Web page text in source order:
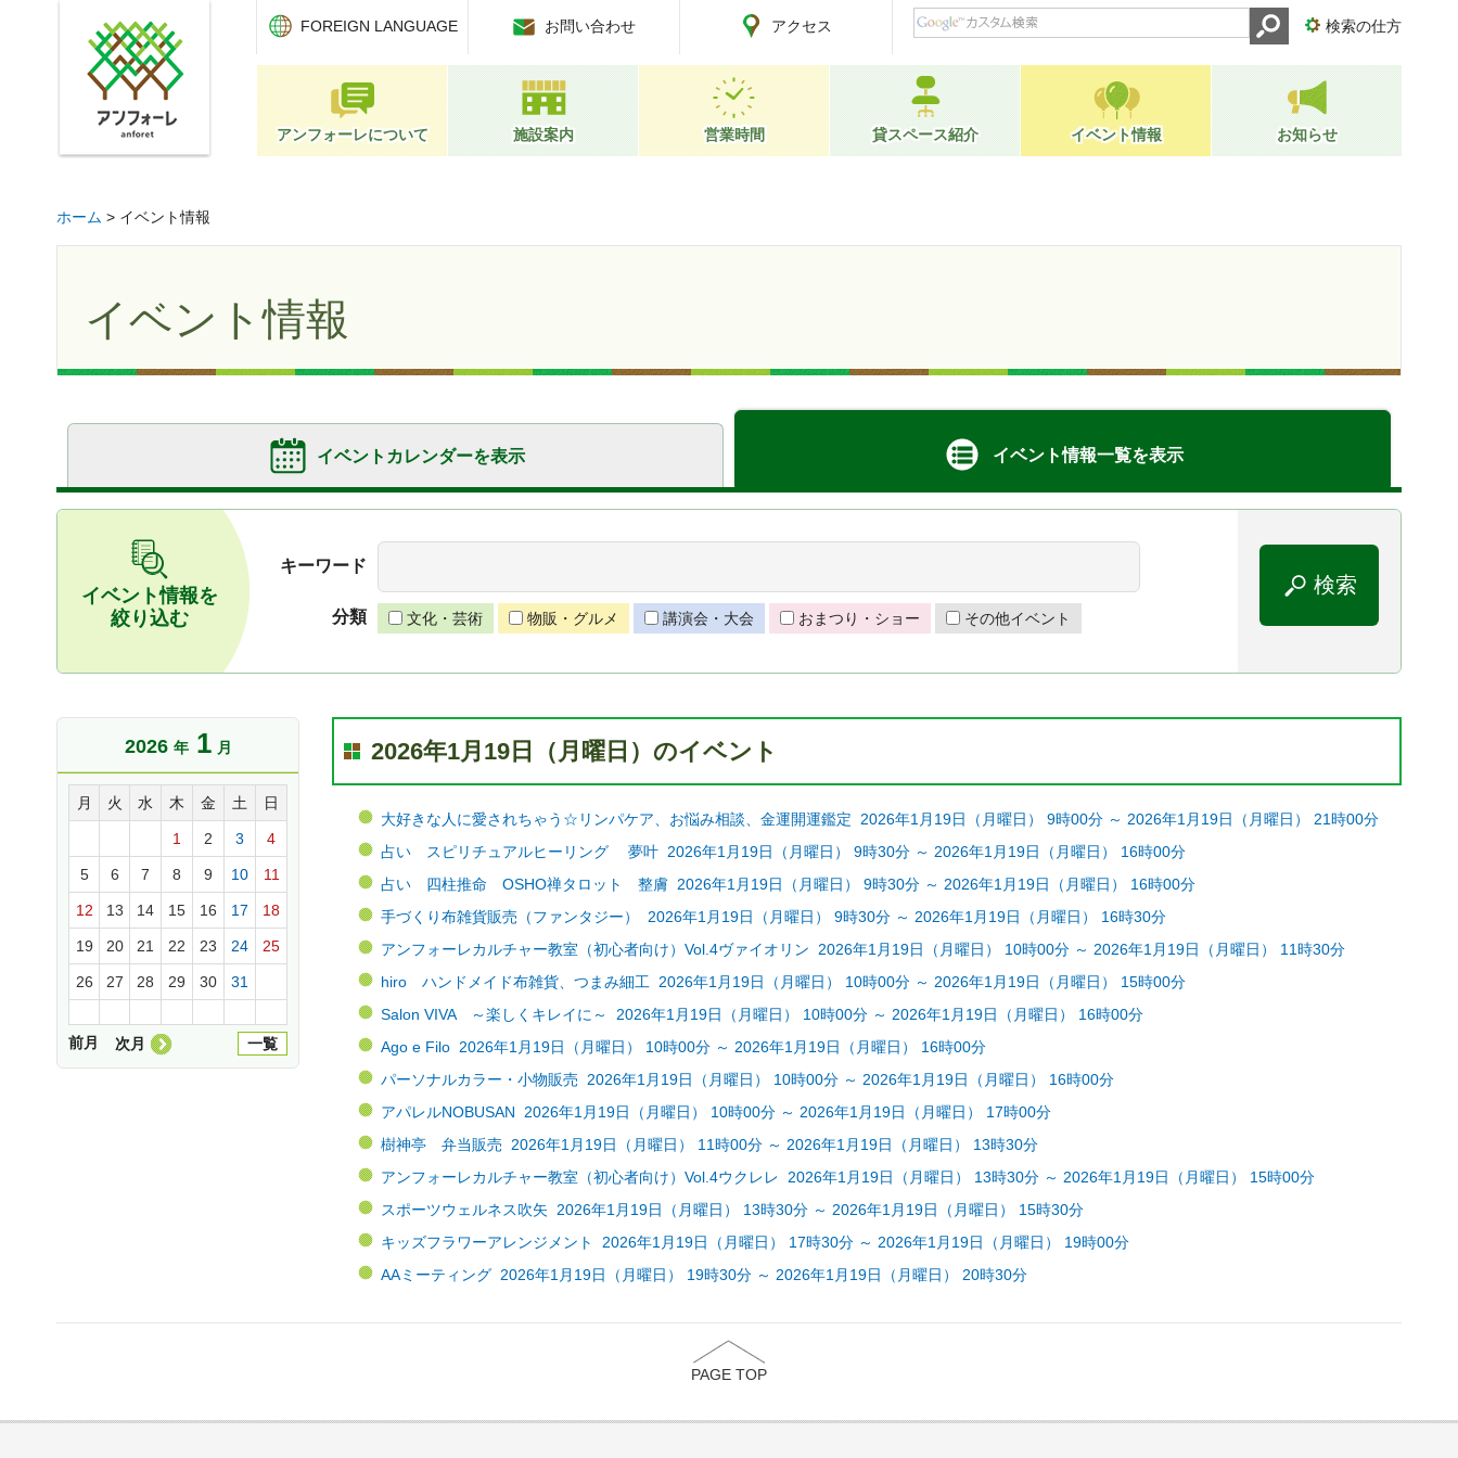
アンフォーレ
FOREIGN LANGUAGE
お問い合わせ アクセス 検索の仕方
アンフォーレについて 施設案内 営業時間 貸スペース紹介 イベント情報 お知らせ
ホーム > イベント情報
イベント情報
イベントカレンダーを表示 イベント情報一覧を表示
イベント情報を
絞り込む
キーワード
分類 文化・芸術 物販・グルメ 講演会・大会 おまつり・ショー その他イベント
2026 年 1 月
月 火 水 木 金 土 日
1 2 3 4
5 6 7 8 9 10 11
12 13 14 15 16 17 18
19 20 21 22 23 24 25
26 27 28 29 30 31
前月 一覧
次月
2026年1月19日（月曜日）のイベント
大好きな人に愛されちゃう☆リンパケア、お悩み相談、金運開運鑑定 2026年1月19日（月曜日） 9時00分 ～ 2026年1月19日（月曜日） 21時00分
占い スピリチュアルヒーリング 夢叶 2026年1月19日（月曜日） 9時30分 ～ 2026年1月19日（月曜日） 16時00分
占い 四柱推命 OSHO禅タロット 整膚 2026年1月19日（月曜日） 9時30分 ～ 2026年1月19日（月曜日） 16時00分
手づくり布雑貨販売（ファンタジー） 2026年1月19日（月曜日） 9時30分 ～ 2026年1月19日（月曜日） 16時30分
アンフォーレカルチャー教室（初心者向け）Vol.4ヴァイオリン 2026年1月19日（月曜日） 10時00分 ～ 2026年1月19日（月曜日） 11時30分
hiro ハンドメイド布雑貨、つまみ細工 2026年1月19日（月曜日） 10時00分 ～ 2026年1月19日（月曜日） 15時00分
Salon VIVA ～楽しくキレイに～ 2026年1月19日（月曜日） 10時00分 ～ 2026年1月19日（月曜日） 16時00分
Ago e Filo 2026年1月19日（月曜日） 10時00分 ～ 2026年1月19日（月曜日） 16時00分
パーソナルカラー・小物販売 2026年1月19日（月曜日） 10時00分 ～ 2026年1月19日（月曜日） 16時00分
アパレルNOBUSAN 2026年1月19日（月曜日） 10時00分 ～ 2026年1月19日（月曜日） 17時00分
樹神亭 弁当販売 2026年1月19日（月曜日） 11時00分 ～ 2026年1月19日（月曜日） 13時30分
アンフォーレカルチャー教室（初心者向け）Vol.4ウクレレ 2026年1月19日（月曜日） 13時30分 ～ 2026年1月19日（月曜日） 15時00分
スポーツウェルネス吹矢 2026年1月19日（月曜日） 13時30分 ～ 2026年1月19日（月曜日） 15時30分
キッズフラワーアレンジメント 2026年1月19日（月曜日） 17時30分 ～ 2026年1月19日（月曜日） 19時00分
AAミーティング 2026年1月19日（月曜日） 19時30分 ～ 2026年1月19日（月曜日） 20時30分
PAGE TOP